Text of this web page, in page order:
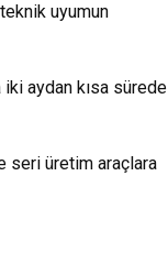
uyumun
aydan kısa sürede
seri üretim araçlara